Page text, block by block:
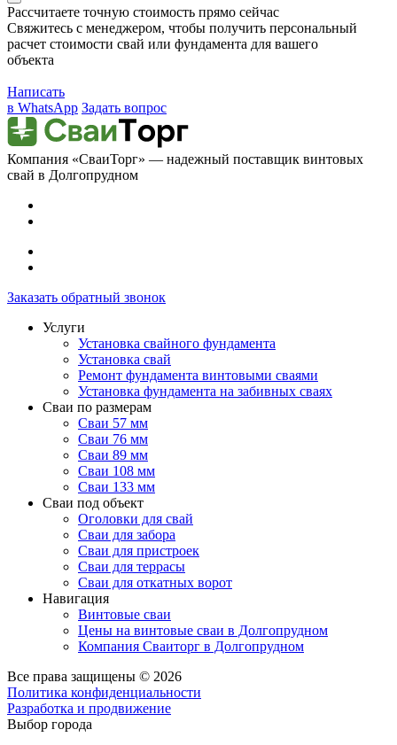
Рассчитаете точную стоимость прямо сейчас
Свяжитесь с менеджером, чтобы получить персональный
расчет стоимости свай или фундамента для вашего
объекта
Написать
в WhatsApp Задать вопрос
Компания «СваиТорг» — надежный поставщик винтовых
свай в Долгопрудном
Заказать обратный звонок
Услуги
Установка свайного фундамента
Установка свай
Ремонт фундамента винтовыми сваями
Установка фундамента на забивных сваях
Сваи по размерам
Сваи 57 мм
Сваи 76 мм
Сваи 89 мм
Сваи 108 мм
Сваи 133 мм
Сваи под объект
Оголовки для свай
Сваи для забора
Сваи для пристроек
Сваи для террасы
Сваи для откатных ворот
Навигация
Винтовые сваи
Цены на винтовые сваи в Долгопрудном
Компания Сваиторг в Долгопрудном
Все права защищены © 2026
Политика конфиденциальности
Разработка и продвижение
Выбор города